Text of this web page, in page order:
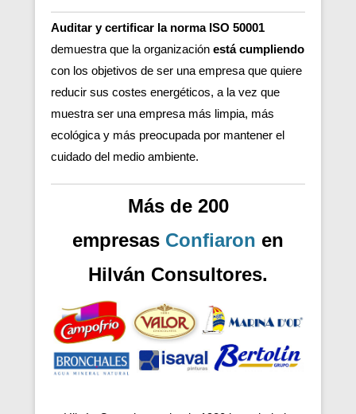
Auditar y certificar la norma ISO 50001
demuestra que la organización está cumpliendo
con los objetivos de ser una empresa que quiere
reducir sus costes energéticos, a la vez que
muestra ser una empresa más limpia, más
ecológica y más preocupada por mantener el
cuidado del medio ambiente.
Más de 200
empresas Confiaron en
Hilván Consultores.